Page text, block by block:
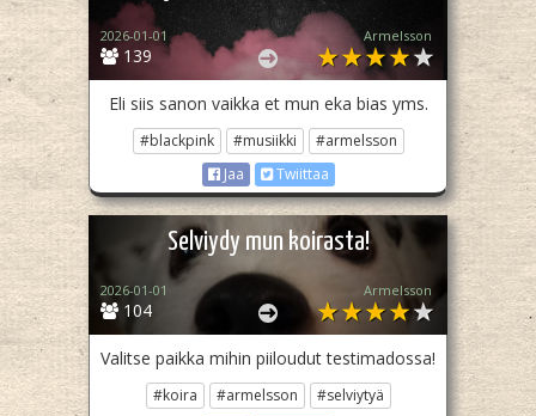
139
2026-01-01 Armelsson
Eli siis sanon vaikka et mun eka bias yms.
#blackpink #musiikki
#armelsson
Jaa
Twiittaa
Selviydy mun koirasta!
104
2026-01-01 Armelsson
Valitse paikka mihin piiloudut testimadossa!
#koira #armelsson
#selviytyä